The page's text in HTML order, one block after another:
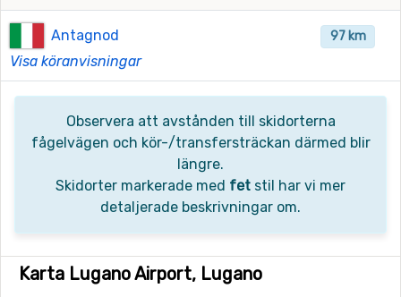
Antagnod
Visa köranvisningar
97 km
Observera att avstånden till skidorterna
fågelvägen och kör-/transfersträckan därmed blir
längre.
Skidorter markerade med fet stil har vi mer
detaljerade beskrivningar om.
Karta Lugano Airport, Lugano